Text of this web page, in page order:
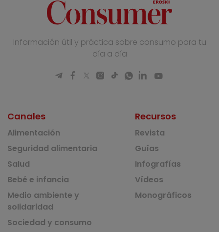
Información útil y práctica sobre consumo para tu
día a día
Canales
Alimentación
Seguridad alimentaria
Salud
Bebé e infancia
Medio ambiente y
solidaridad
Sociedad y consumo
Recursos
Revista
Guías
Infografías
Vídeos
Monográficos